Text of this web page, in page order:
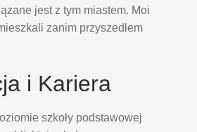
jest z tym miastem. Moi
zanim przyszedłem
i Kariera
szkoły podstawowej